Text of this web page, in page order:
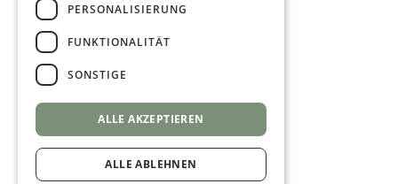
PERSONALISIERUNG
FUNKTIONALITÄT
SONSTIGE
ALLE AKZEPTIEREN
ALLE ABLEHNEN